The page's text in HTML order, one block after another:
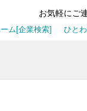
お気軽にご
ム[企業検索] ひと